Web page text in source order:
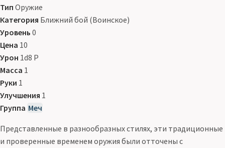
Тип Оружие
Категория Ближний бой (Воинское)
Уровень 0
Цена 10
Урон 1d8 Р
Масса 1
Руки 1
Улучшения 1
Группа Меч
Представленные в разнообразных стилях, эти традиционные
и проверенные временем оружия были отточены с